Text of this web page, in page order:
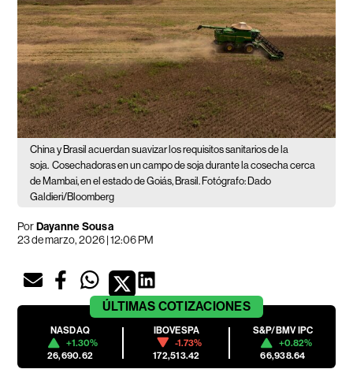
China y Brasil acuerdan suavizar los requisitos sanitarios de la
soja. Cosechadoras en un campo de soja durante la cosecha cerca
de Mambai, en el estado de Goiás, Brasil. Fotógrafo: Dado
Galdieri/Bloomberg
PorDayanne Sousa
23 de marzo, 2026 | 12:06 PM
ÚLTIMAS COTIZACIONES
NASDAQ
+1.30%
26,690.62
IBOVESPA
-1.73%
172,513.42
S&P/BMV IPC
+0.82%
66,938.64